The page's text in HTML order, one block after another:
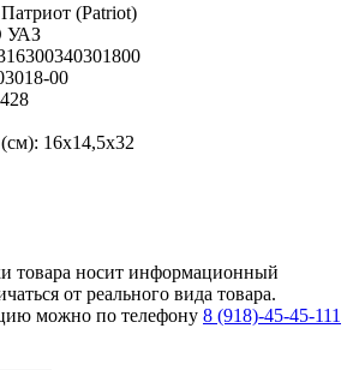
Патриот (Patriot)
УАЗ
00
16х14,5х32
товара носит информационный
от реального вида товара.
можно по телефону 8 (918)-45-45-111